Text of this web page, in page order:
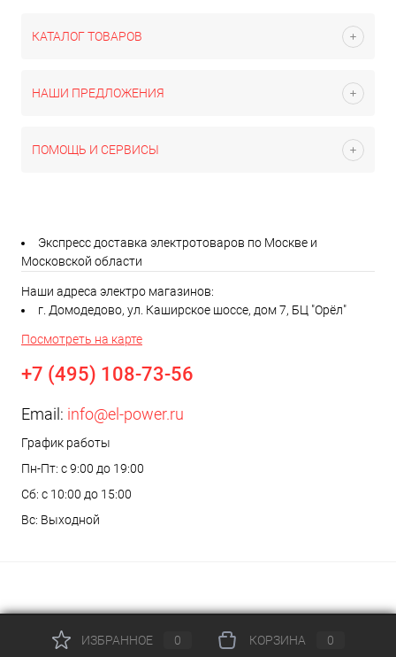
КАТАЛОГ ТОВАРОВ
НАШИ ПРЕДЛОЖЕНИЯ
ПОМОЩЬ И СЕРВИСЫ
Экспресс доставка электротоваров по Москве и
Московской области
Наши адреса электро магазинов:
г. Домодедово, ул. Каширское шоссе, дом 7, БЦ "Орёл"
Посмотреть на карте
+7 (495) 108-73-56
Email: info@el-power.ru
График работы
Пн-Пт: с 9:00 до 19:00
Сб: с 10:00 до 15:00
Вс: Выходной
ИЗБРАННОЕ 0 КОРЗИНА 0